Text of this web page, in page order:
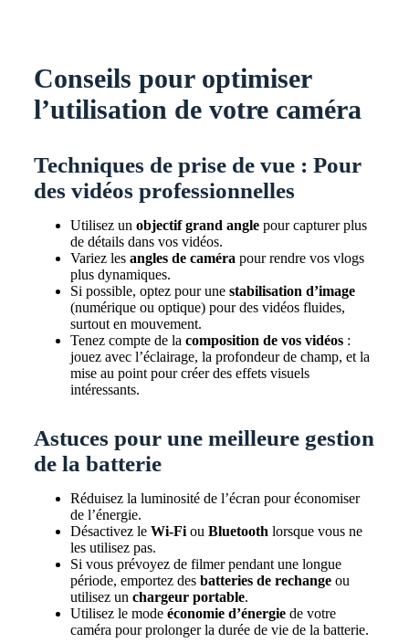
Conseils pour optimiser
l’utilisation de votre caméra
Techniques de prise de vue : Pour
des vidéos professionnelles
Utilisez un objectif grand anglepour capturer plus
de détails dans vos vidéos.
Variez les angles de caméra pour rendre vos vlogs
plus dynamiques.
Si possible, optez pour une stabilisation d’image
(numérique ou optique) pour des vidéos fluides,
surtout en mouvement.
Tenez compte de la composition de vos vidéos:
jouez avec l’éclairage, la profondeur de champ, et la
mise au point pour créer des effets visuels
intéressants.
Astuces pour une meilleure gestion
de la batterie
Réduisez la luminosité de l’écran pour économiser
de l’énergie.
Désactivez le Wi-Fiou Bluetooth lorsque vous ne
les utilisez pas.
Si vous prévoyez de filmer pendant une longue
période, emportez des batteries de rechangeou
utilisez un chargeur portable.
Utilisez le mode économie d’énergiede votre
caméra pour prolonger la durée de vie de la batterie.